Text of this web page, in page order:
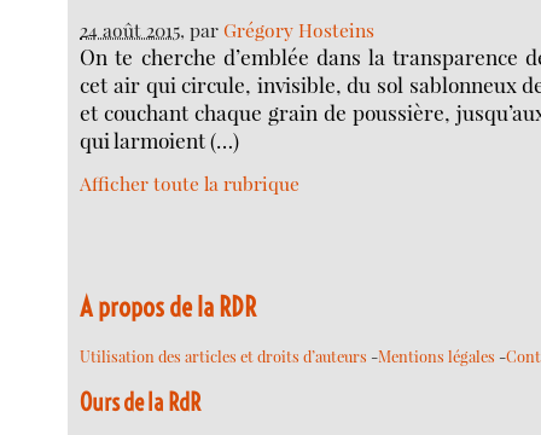
24 août 2015, parGrégory Hosteins
On te cherche d’emblée dans la transparence
cet air qui circule, invisible, du sol sablonneux
et couchant chaque grain de poussière,
qui larmoient (…)
Afficher toute la rubrique
A propos de la RDR
Utilisation des articles et droits d’auteurs -Mentions légales -
Ours de la RdR